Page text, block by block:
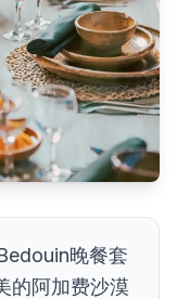
晚餐套
的阿加费沙漠